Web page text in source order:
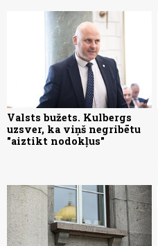
Valsts bužets. Kulbergs
uzsver, ka viņš negribētu
"aiztikt nodokļus"